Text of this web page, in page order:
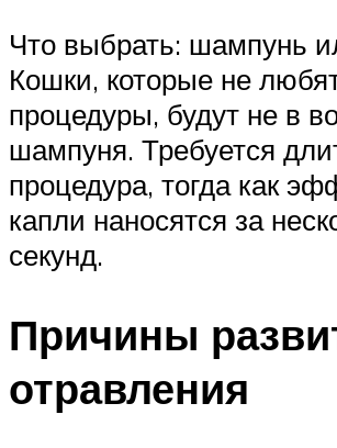
Что выбрать: шампунь
Кошки, которые не
процедуры, будут не в
шампуня. Требуется
процедура, тогда как
капли наносятся за
секунд.
Причины
отравления